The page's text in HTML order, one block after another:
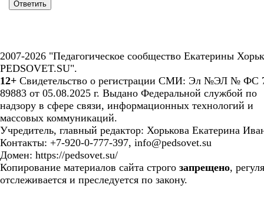
2007-2026 "Педагогическое сообщество Екатерины
PEDSOVET.SU".
12+ Свидетельство о регистрации СМИ: Эл №ЭЛ № ФС
89883 от 05.08.2025 г. Выдано Федеральной службой по
надзору в сфере связи, информационных технологий и
массовых коммуникаций.
Учредитель, главный редактор: Хорькова Екатерина
Контакты: +7-920-0-777-397, info@pedsovet.su
Домен: https://pedsovet.su/
Копирование материалов сайта строго запрещено,
отслеживается и преследуется по закону.